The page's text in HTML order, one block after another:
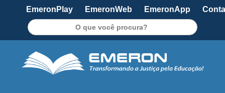
EmeronPlay EmeronWeb EmeronApp